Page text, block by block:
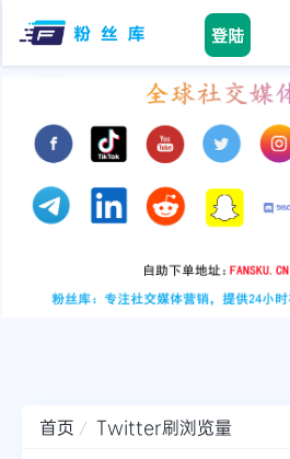
登陆
首页
tiktok
youtube
instagram
首页
Twitter刷浏览量